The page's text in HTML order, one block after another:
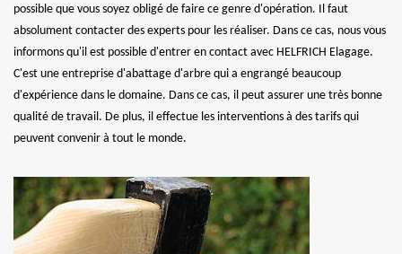
possible que vous soyez obligé de faire ce genre d'opération. Il faut
absolument contacter des experts pour les réaliser. Dans ce cas, nous vous
informons qu'il est possible d'entrer en contact avec HELFRICH Elagage.
C'est une entreprise d'abattage d'arbre qui a engrangé beaucoup
d'expérience dans le domaine. Dans ce cas, il peut assurer une très bonne
qualité de travail. De plus, il effectue les interventions à des tarifs qui
peuvent convenir à tout le monde.